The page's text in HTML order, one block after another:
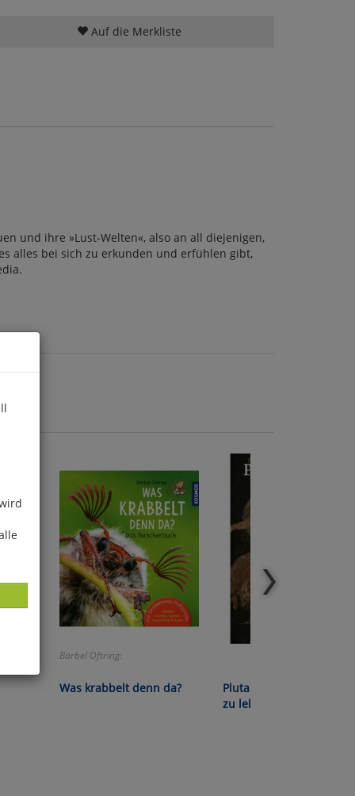
Auf die Merkliste
und ihre »Lust-Welten«, also an all diejenigen,
alles bei sich zu erkunden und erfühlen gibt,
Bärbel Oftring:
Was krabbelt denn da?
Plutarch - Die Kunst gut
zu leben